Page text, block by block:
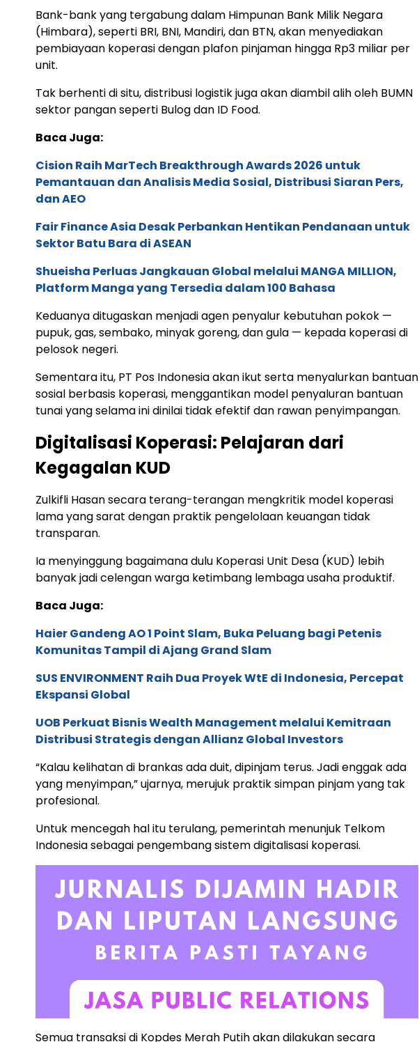
Bank-bank yang tergabung dalam Himpunan Bank Milik Negara
(Himbara), seperti BRI, BNI, Mandiri, dan BTN, akan menyediakan
pembiayaan koperasi dengan plafon pinjaman hingga Rp3 miliar per
unit.
Tak berhenti di situ, distribusi logistik juga akan diambil alih oleh BUMN
sektor pangan seperti Bulog dan ID Food.
Baca Juga:
Cision Raih MarTech Breakthrough Awards 2026 untuk
Pemantauan dan Analisis Media Sosial, Distribusi Siaran Pers,
dan AEO
Fair Finance Asia Desak Perbankan Hentikan Pendanaan untuk
Sektor Batu Bara di ASEAN
Shueisha Perluas Jangkauan Global melalui MANGA MILLION,
Platform Manga yang Tersedia dalam 100 Bahasa
Keduanya ditugaskan menjadi agen penyalur kebutuhan pokok —
pupuk, gas, sembako, minyak goreng, dan gula — kepada koperasi di
pelosok negeri.
Sementara itu, PT Pos Indonesia akan ikut serta menyalurkan bantuan
sosial berbasis koperasi, menggantikan model penyaluran bantuan
tunai yang selama ini dinilai tidak efektif dan rawan penyimpangan.
Digitalisasi Koperasi: Pelajaran dari
Kegagalan KUD
Zulkifli Hasan secara terang-terangan mengkritik model koperasi
lama yang sarat dengan praktik pengelolaan keuangan tidak
transparan.
Ia menyinggung bagaimana dulu Koperasi Unit Desa (KUD) lebih
banyak jadi celengan warga ketimbang lembaga usaha produktif.
Baca Juga:
Haier Gandeng AO 1 Point Slam, Buka Peluang bagi Petenis
Komunitas Tampil di Ajang Grand Slam
SUS ENVIRONMENT Raih Dua Proyek WtE di Indonesia, Percepat
Ekspansi Global
UOB Perkuat Bisnis Wealth Management melalui Kemitraan
Distribusi Strategis dengan Allianz Global Investors
“Kalau kelihatan di brankas ada duit, dipinjam terus. Jadi enggak ada
yang menyimpan,” ujarnya, merujuk praktik simpan pinjam yang tak
profesional.
Untuk mencegah hal itu terulang, pemerintah menunjuk Telkom
Indonesia sebagai pengembang sistem digitalisasi koperasi.
Semua transaksi di Kopdes Merah Putih akan dilakukan secara